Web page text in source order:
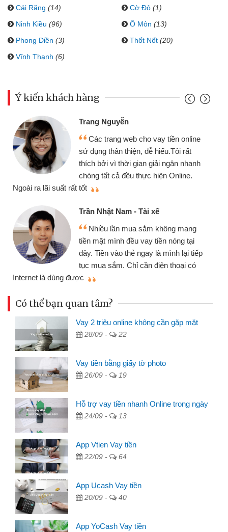
Cái Răng (14) Cờ Đỏ (1)
Ninh Kiều (96) Ô Môn (13)
Phong Điền (3) Thốt Nốt (20)
Vĩnh Thạnh (6)
Ý kiến khách hàng
Trang Nguyễn
Các trang web cho vay tiền online
sử dụng thân thiện, dễ hiểu.Tôi rất
thích bởi vì thời gian giải ngân nhanh
chóng tất cả đều thực hiện Online.
Ngoài ra lãi suất rất tốt
Trần Nhật Nam - Tài xế
Nhiều lần mua sắm không mang
tiền mặt mình đều vay tiền nóng tại
đây. Tiền vào thẻ ngay là mình lại tiếp
tục mua sắm. Chỉ cần điện thoại có
Internet là dùng được
Có thể bạn quan tâm?
Vay 2 triệu online không cần gặp mặt
28/09 - 22
Vay tiền bằng giấy tờ photo
26/09 - 19
Hỗ trợ vay tiền nhanh Online trong ngày
24/09 - 13
App Vtien Vay tiền
22/09 - 64
App Ucash Vay tiền
20/09 - 40
App YoCash Vay tiền